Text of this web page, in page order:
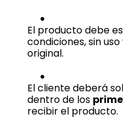
El producto debe
condiciones, sin
original.
El cliente deberá
dentro de los
recibir el producto.